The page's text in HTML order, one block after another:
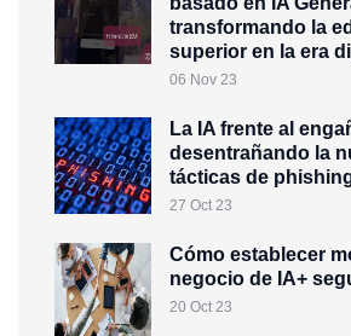
transformando la
superior en la era
06 Nov 23
La IA frente al
desentrañando la
tácticas de
27 Oct 23
Cómo establecer
negocio de IA+
20 Oct 23